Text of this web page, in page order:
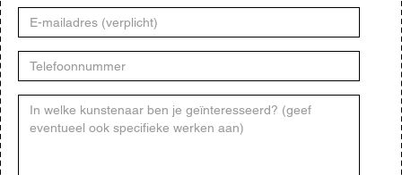
E-
mailadres
Telefoonnummer
Kunstenaar